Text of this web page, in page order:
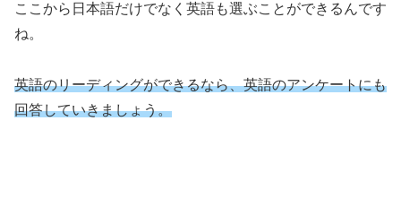
ここから日本語だけでなく英語も選ぶことができるんです
ね。
英語のリーディングができるなら、英語のアンケートにも
回答していきましょう。